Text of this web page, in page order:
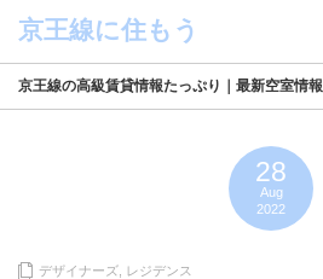
京王線の高級賃貸情報たっぷり｜最新空室情報
28
Aug
2022
デザイナーズ レジデンス